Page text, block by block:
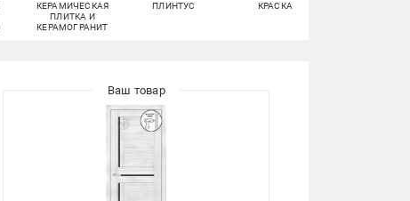
КЕРАМИЧЕСКАЯ
ПЛИТКА И
КЕРАМОГРАНИТ
ПЛИНТУС КРАСКА